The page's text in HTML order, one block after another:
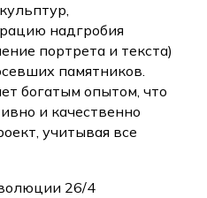
надгробия
портрета и текста)
памятников.
богатым опытом, что
и качественно
учитывая все
26/4